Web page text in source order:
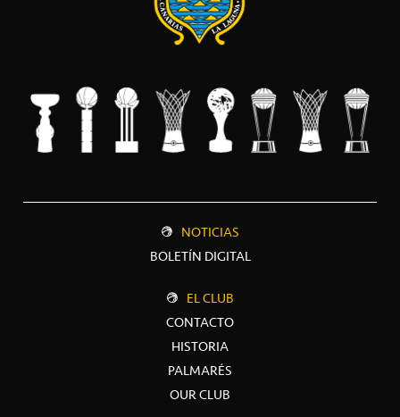
NOTICIAS
BOLETÍN DIGITAL
EL CLUB
CONTACTO
HISTORIA
PALMARÉS
OUR CLUB